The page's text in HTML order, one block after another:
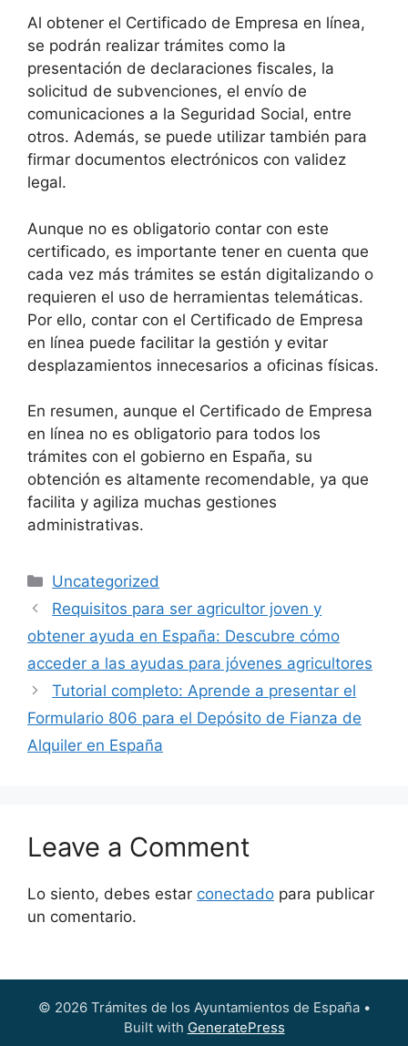
Al obtener el Certificado de Empresa en línea,
se podrán realizar trámites como la
presentación de declaraciones fiscales, la
solicitud de subvenciones, el envío de
comunicaciones a la Seguridad Social, entre
otros. Además, se puede utilizar también para
firmar documentos electrónicos con validez
legal.
Aunque no es obligatorio contar con este
certificado, es importante tener en cuenta que
cada vez más trámites se están digitalizando o
requieren el uso de herramientas telemáticas.
Por ello, contar con el Certificado de Empresa
en línea puede facilitar la gestión y evitar
desplazamientos innecesarios a oficinas físicas.
En resumen, aunque el Certificado de Empresa
en línea no es obligatorio para todos los
trámites con el gobierno en España, su
obtención es altamente recomendable, ya que
facilita y agiliza muchas gestiones
administrativas.
Categories
Uncategorized
Requisitos para ser agricultor joven y
obtener ayuda en España: Descubre cómo
acceder a las ayudas para jóvenes agricultores
Tutorial completo: Aprende a presentar el
Formulario 806 para el Depósito de Fianza de
Alquiler en España
Leave a Comment
Lo siento, debes estar conectado para publicar
un comentario.
© 2026 Trámites de los Ayuntamientos de España•
Built with GeneratePress